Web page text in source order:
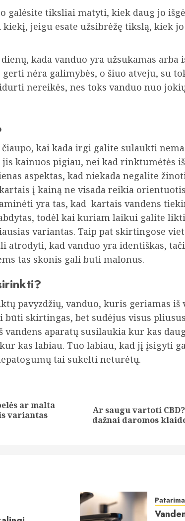
galėsite tiksliai matyti, kiek daug jo
jeigu esate užsibrėžę tikslą, kiek
kada vanduo yra užsukamas arba
gerti nėra galimybės, o šiuo atveju, su
nereikės, nes toks vanduo nuo
kai kada irgi galite sulaukti
jis kainuos pigiau, nei kad rinktumėtės
aspektas, kad niekada negalite
į kainą ne visada reikia
yra tas, kad kartais vandens
todėl kai kuriam laikui galite likti
variantas. Taip pat skirtingose
atrodyti, kad vanduo yra identiškas,
tas skonis gali būti malonus.
pavyzdžių, vanduo, kuris geriamas iš
būti skirtingas, bet sudėjus visus
vandens aparatų susilaukia kur kas
kas labiau. Tuo labiau, kad jį įsigyti
tai sukelti neturėtų.
Previous
post:
ar malta
variantas
Next
post:
Ar saugu vartoti
dažnai daromos